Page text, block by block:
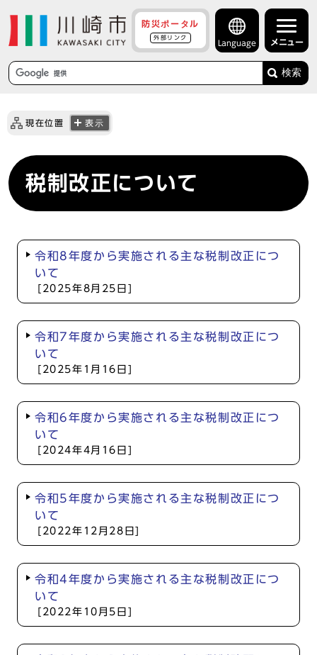
防災ポータル
外部リンク
Language メニュー
検索
現在位置 表示
税制改正について
令和8年度から実施される主な税制改正につ
いて
[2025年8月25日]
令和7年度から実施される主な税制改正につ
いて
[2025年1月16日]
令和6年度から実施される主な税制改正につ
いて
[2024年4月16日]
令和5年度から実施される主な税制改正につ
いて
[2022年12月28日]
令和4年度から実施される主な税制改正につ
いて
[2022年10月5日]